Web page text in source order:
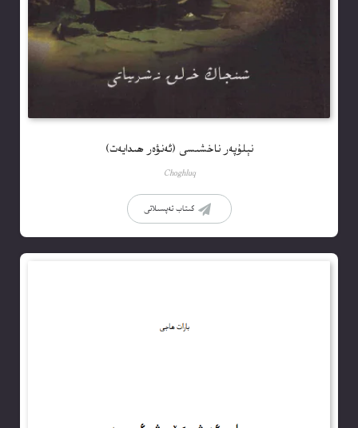
نېلۇپەر ناخشىسى (ئەنۋەر ھىدايەت)
Choghluq
كىتاب تەپسىلاتى